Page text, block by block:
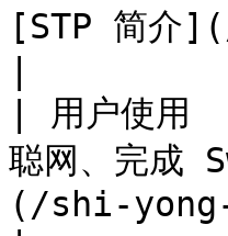
[STP 简
| 用户使
聪网、完成
(/shi-